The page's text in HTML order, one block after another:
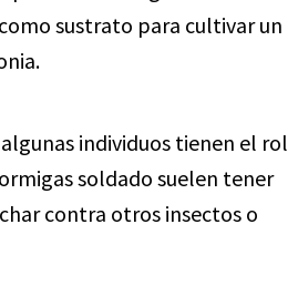
sustrato para cultivar un
individuos tienen el rol
soldado suelen tener
contra otros insectos o